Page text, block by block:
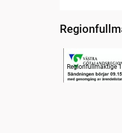
Radion
Regionfullmäktige